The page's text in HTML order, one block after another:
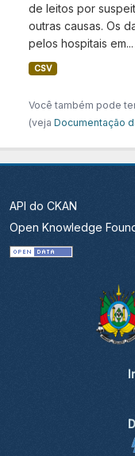
de leitos por
outras causas. Os
pelos hospitais em...
CSV
Você também pode
(veja Documentação
API do CKAN
Open Knowledge